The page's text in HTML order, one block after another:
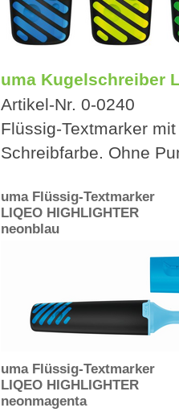
uma Kugelschreiber
Artikel-Nr. 0-0240
Flüssig-Textmarker
Schreibfarbe. Ohne
uma Flüssig-Textmarker
LIQEO HIGHLIGHTER
neonblau
uma Flüssig-Textmarker
LIQEO HIGHLIGHTER
neonmagenta